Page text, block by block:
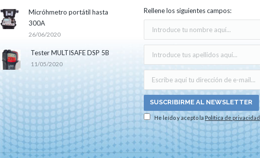
Micróhmetro portátil hasta
300A
26/06/2020
Tester MULTISAFE DSP 5B
11/05/2020
Rellene los siguientes campos:
He leído y acepto la Política de privacidad